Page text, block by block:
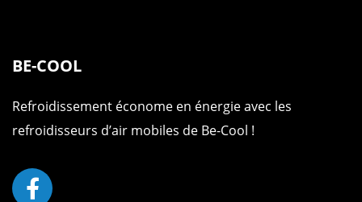
BE-COOL
Refroidissement économe en énergie avec les
refroidisseurs d’air mobiles de Be-Cool !